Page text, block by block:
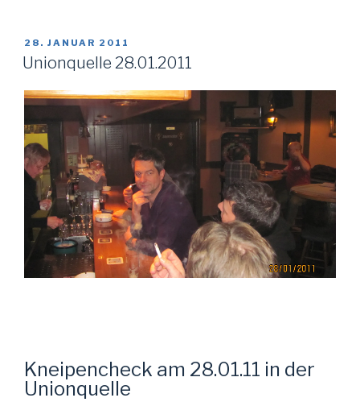
VERÖFFENTLICHT
AM
28. JANUAR 2011
Unionquelle 28.01.2011
Kneipencheck am 28.01.11 in der
Unionquelle